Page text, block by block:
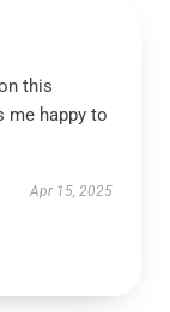
this
me happy to
Apr 15, 2025